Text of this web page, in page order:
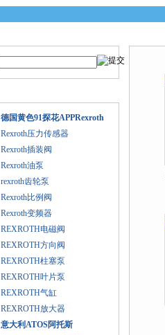
德国黄色91探花APPRexroth
Rexroth压力传感器
Rexroth插装阀
Rexroth油泵
rexroth齿轮泵
Rexroth比例阀
Rexroth变频器
REXROTH电磁阀
REXROTH方向阀
REXROTH柱塞泵
REXROTH叶片泵
REXROTH气缸
REXROTH放大器
意大利ATOS阿托斯